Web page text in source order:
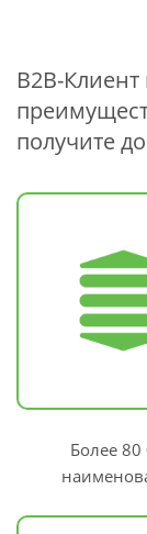
B2B-
получите
Более 80